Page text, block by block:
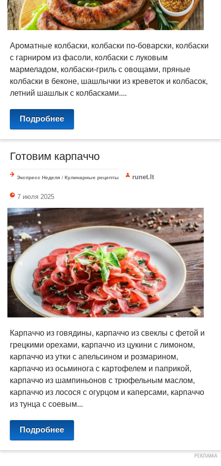
Ароматные колбаски, колбаски по-боварски, колбаски
с гарниром из фасоли, колбаски с луковым
мармеладом, колбаски-гриль с овощами, пряные
колбаски в беконе, шашлычки из креветок и колбасок, ​
летний шашлык с колбасками....
Подробнее
Готовим карпаччо
Экспресс Неделя / Кулинарные рецепты runet.lt
7 июля 2025
Карпаччо из говядины, карпаччо из свеклы с фетой и
грецкими орехами, карпаччо из цукини с лимоном,
карпаччо из утки с апельсином и розмарином,
карпаччо из осьминога с картофелем и паприкой,
карпаччо из шампиньонов с трюфельным маслом,
карпаччо из лосося с огурцом и каперсами, карпаччо
из тунца с соевым...
Подробнее